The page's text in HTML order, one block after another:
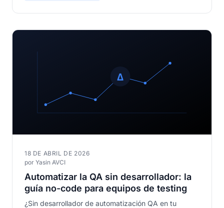
18 DE ABRIL DE 2026
por Yasin AVCI
Automatizar la QA sin desarrollador: la
guía no-code para equipos de testing
¿Sin desarrollador de automatización QA en tu